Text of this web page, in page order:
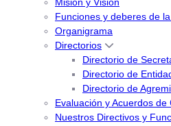
Misión y Visión
Funciones y deberes de
Organigrama
Directorios
Directorio de
Directorio de
Directorio de
Evaluación y Acuerdos de
Nuestros Directivos y